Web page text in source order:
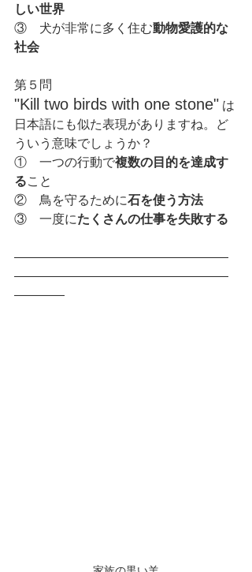
しい世界
③　犬が非常に多く住む動物愛護的な
社会
第５問
"Kill two birds with one stone" は
日本語にも似た表現がありますね。ど
ういう意味でしょうか？
①　一つの行動で複数の目的を達成す
ること
②　鳥を守るために石を使う方法
③　一度にたくさんの仕事を失敗する
―――――――――――――――――
―――――――――――――――――
――――